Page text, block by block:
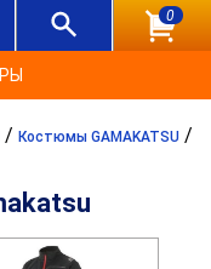
0
/ Костюмы GAMAKATSU /